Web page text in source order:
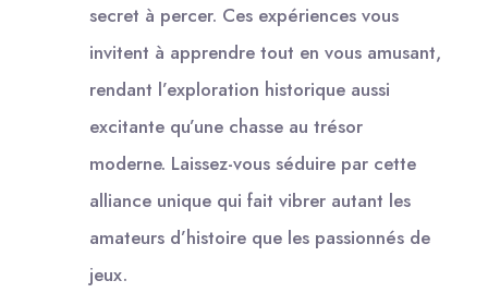
secret à percer. Ces expériences vous
invitent à apprendre tout en vous amusant,
rendant l’exploration historique aussi
excitante qu’une chasse au trésor
moderne. Laissez-vous séduire par cette
alliance unique qui fait vibrer autant les
amateurs d’histoire que les passionnés de
jeux.